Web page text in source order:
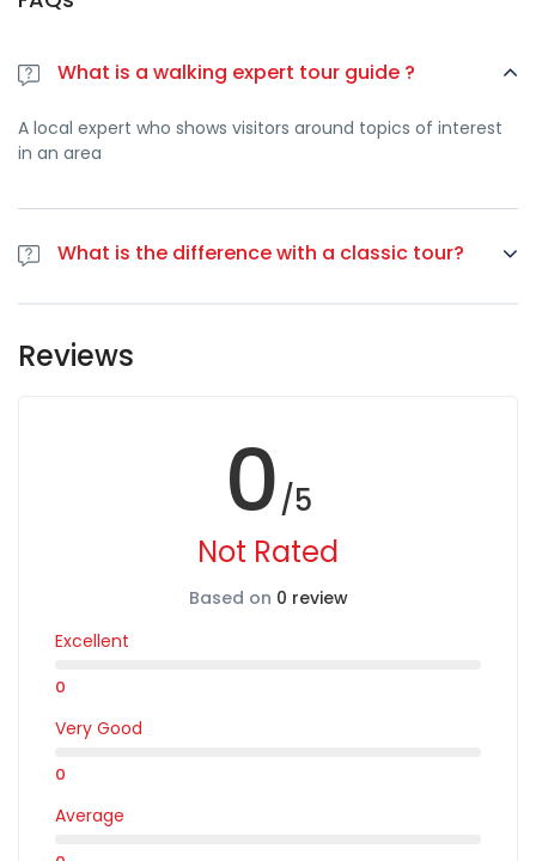
可以在迷人的老城区购物，沿着海滨长廊漫步，或惊叹于美丽的尼
也许你和你的朋友或家人正在尼斯度假，而只是想去圣特罗佩玩一
我们可以提供一个全天的定制旅游套餐，其中包括你的所有交通。
这意味着我们将把你从你在尼斯的酒店或住宿地带到圣特罗佩。在
旅，然后我们会及时把您送回尼斯，享用晚餐! 本套餐的费用取决于
对于7至15人的大型团队，该费用则上升至1090欧元。请记住，这包
最好的豪华圣特罗佩旅游
除了我们在圣特罗佩的徒步旅行之外，我们还可以提供更多的独家
套餐选择。你想不想参加一次私人游船之旅，从水上看一看圣特罗
佩，看看港口游艇的百万富翁们是怎么做的？或者你更喜欢在旅游
之后花几个小时购物，深入到该镇著名的独家购物区？或者你甚至
可以在圣特罗佩高尔夫俱乐部享受一轮高尔夫，这是欧洲最漂亮的
地方之一，可以打几个洞。
特罗佩度过您的时间有自己的想法，那么请
Crawls的热心团队将乐意提供任何帮助。
问该地区，那么导游是确保你不会错过任何东西的最好方式。
Riviera Bar Crawls
近的里维埃拉的某个目的地来参观一天，肯定会有适合您的套餐。
What is a walking expert tour guide ?
A local expert who shows visitors around topics of interest
in an area
What is the difference with a classic tour?
a private tour so you do what ever you want .
Reviews
0/5
Not Rated
Based on 0 review
Excellent
0
Very Good
0
Average